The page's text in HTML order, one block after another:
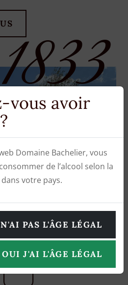
1833
vous avoir
Domaine Bachelier, vous
de l’alcool selon la
votre pays.
PAS L'ÂGE LÉGAL
OUI J'AI L'ÂGE LÉGAL